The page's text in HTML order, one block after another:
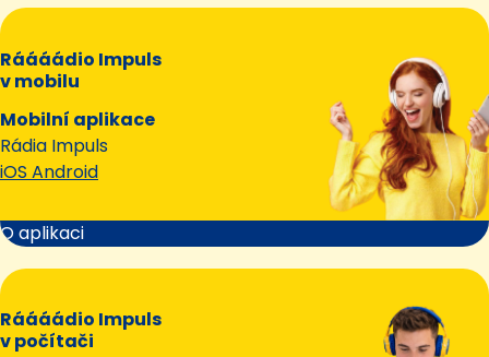
Ráááádio Impuls
v mobilu
Mobilní aplikace
Rádia Impuls
iOS Android
O aplikaci
Ráááádio Impuls
v počítači